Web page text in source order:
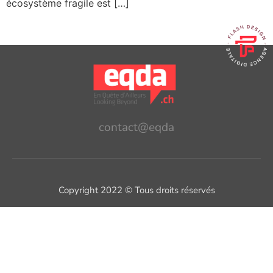
écosystème fragile est […]
contact@eqda
Copyright 2022 © Tous droits réservés